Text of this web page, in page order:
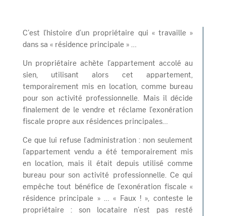
C’est l’histoire d’un propriétaire qui « travaille »
dans sa « résidence principale » …
Un propriétaire achète l’appartement accolé au
sien, utilisant alors cet appartement,
temporairement mis en location, comme bureau
pour son activité professionnelle. Mais il décide
finalement de le vendre et réclame l’exonération
fiscale propre aux résidences principales…
Ce que lui refuse l’administration : non seulement
l’appartement vendu a été temporairement mis
en location, mais il était depuis utilisé comme
bureau pour son activité professionnelle. Ce qui
empêche tout bénéfice de l’exonération fiscale «
résidence principale » … « Faux ! », conteste le
propriétaire : son locataire n’est pas resté